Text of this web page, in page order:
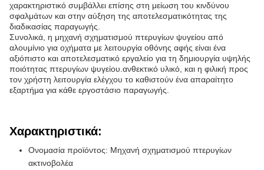
χαρακτηριστικό συμβάλλει επίσης στη μείωση του κινδύνου
σφαλμάτων και στην αύξηση της αποτελεσματικότητας της
διαδικασίας παραγωγής.
Συνολικά, η μηχανή σχηματισμού πτερυγίων ψυγείου από
αλουμίνιο για οχήματα με λειτουργία οθόνης αφής είναι ένα
αξιόπιστο και αποτελεσματικό εργαλείο για τη δημιουργία υψηλής
ποιότητας πτερυγίων ψυγείου.ανθεκτικό υλικό, και η φιλική προς
τον χρήστη λειτουργία ελέγχου το καθιστούν ένα απαραίτητο
εξαρτήμα για κάθε εργοστάσιο παραγωγής.
Χαρακτηριστικά:
Ονομασία προϊόντος: Μηχανή σχηματισμού πτερυγίων
ακτινοβολέα